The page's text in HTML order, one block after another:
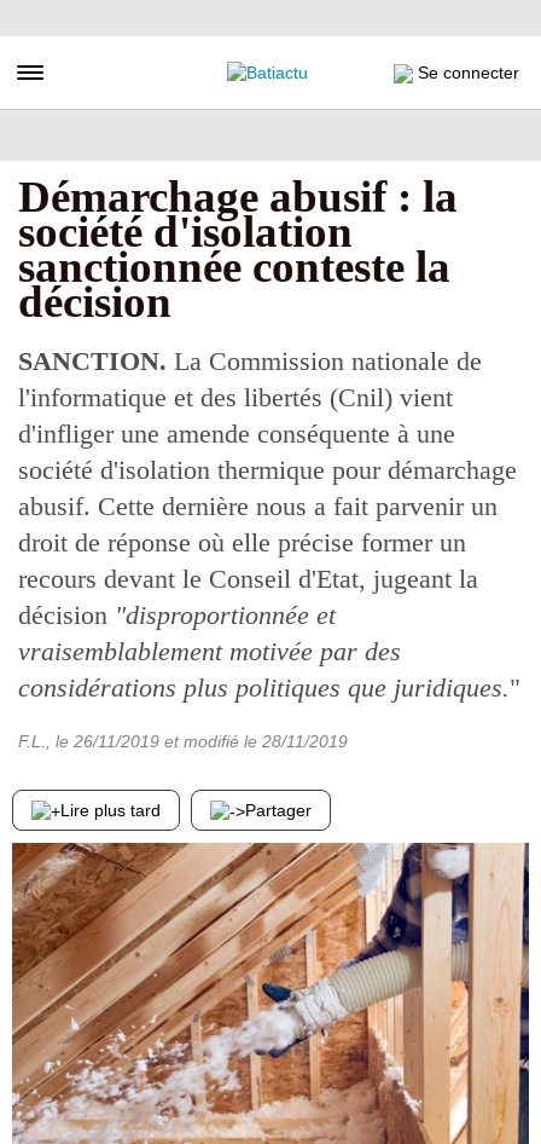
au
principal
Toggle navigation Se connecter
Démarchage abusif : la
société d'isolation
sanctionnée conteste la
décision
SANCTION. La Commission nationale de
l'informatique et des libertés (Cnil) vient
d'infliger une amende conséquente à une
société d'isolation thermique pour démarchage
abusif. Cette dernière nous a fait parvenir un
droit de réponse où elle précise former un
recours devant le Conseil d'Etat, jugeant la
décision "disproportionnée et
vraisemblablement motivée par des
considérations plus politiques que juridiques."
F.L. , le 26/11/2019 et modifié le 28/11/2019
Lire plus tard Partager